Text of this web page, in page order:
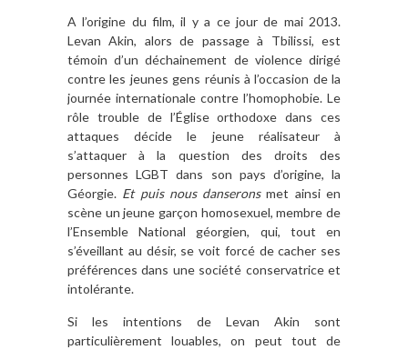
A l’origine du film, il y a ce jour de mai 2013.
Levan Akin, alors de passage à Tbilissi, est
témoin d’un déchainement de violence dirigé
contre les jeunes gens réunis à l’occasion de la
journée internationale contre l’homophobie. Le
rôle trouble de l’Église orthodoxe dans ces
attaques décide le jeune réalisateur à
s’attaquer à la question des droits des
personnes LGBT dans son pays d’origine, la
Géorgie. Et puis nous danseronsmet ainsi en
scène un jeune garçon homosexuel, membre de
l’Ensemble National géorgien, qui, tout en
s’éveillant au désir, se voit forcé de cacher ses
préférences dans une société conservatrice et
intolérante.
Si les intentions de Levan Akin sont
particulièrement louables, on peut tout de